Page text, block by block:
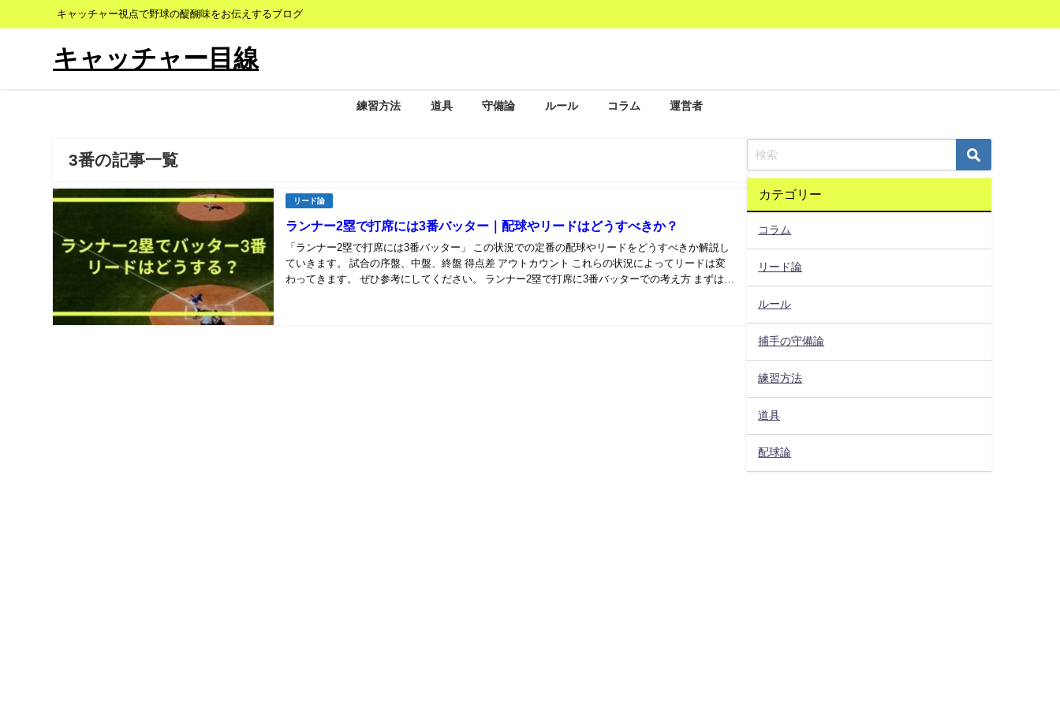
キャッチャー視点で野球の醍醐味をお伝えするブログ
キャッチャー目線
練習方法 道具 守備論 ルール コラム 運営者
3番の記事一覧
リード論
ランナー2塁で打席には3番バッター｜配球やリードはどうすべきか？
「ランナー2塁で打席には3番バッター」 この状況での定番の配球やリードをどうすべきか解説し
ていきます。 試合の序盤、中盤、終盤 得点差 アウトカウント これらの状況によってリードは変
わってきます。 ぜひ参考にしてください。 ランナー2塁で打席に3番バッターでの考え方 まずはラ
カテゴリー
コラム
リード論
ルール
捕手の守備論
練習方法
道具
配球論